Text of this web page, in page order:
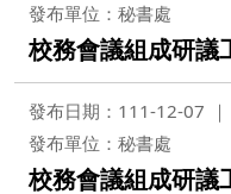
發布單位：秘書處
校務會議組成研議
發布日期：111-12-07
發布單位：秘書處
校務會議組成研議